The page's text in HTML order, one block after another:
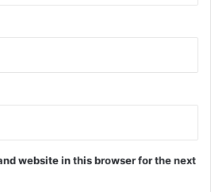
website in this browser for the next